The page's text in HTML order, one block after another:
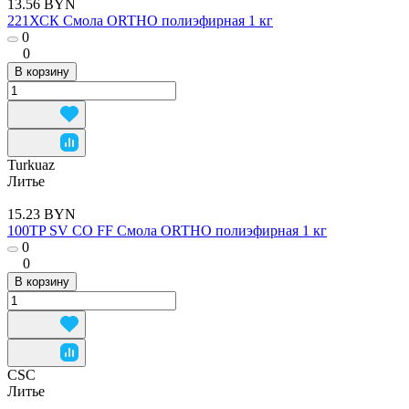
13.56 BYN
221ХСК Смола ORTHO полиэфирная 1 кг
0
0
В корзину
Turkuaz
Литье
15.23 BYN
100TP SV СО FF Смола ORTHO полиэфирная 1 кг
0
0
В корзину
CSC
Литье